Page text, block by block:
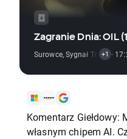
Zagranie Dnia: OIL
Surowce,Sygnał +1 ·
Komentarz
własnym chipem AI.